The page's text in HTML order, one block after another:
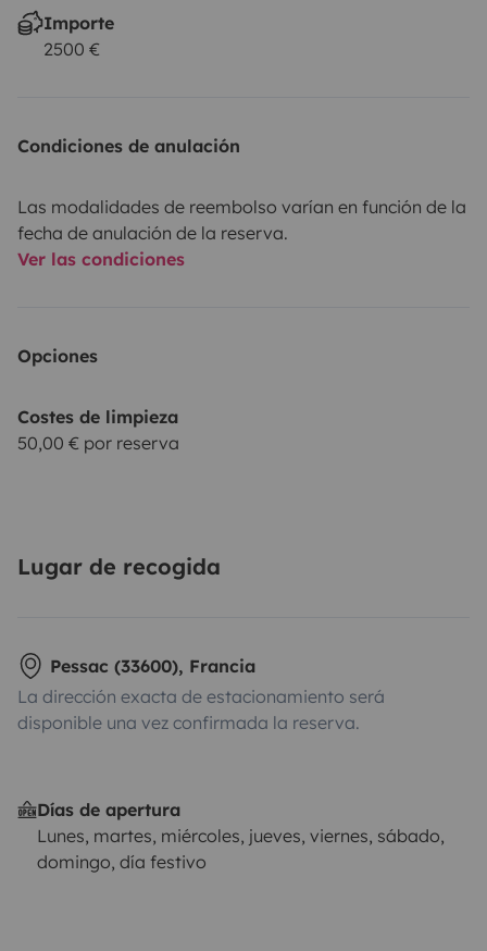
🌍 Viaja por toda Europa
➕ Extras
• 🛶 Canoe
• 🔋 Batería portátil
• 🏄 Tablas de surf
• Hasta –50% larga duración
📩 Contáctame sin problema
Importe
2500 €
Condiciones de anulación
Las modalidades de reembolso varían en función de la
fecha de anulación de la reserva.
Ver las condiciones
Opciones
Costes de limpieza
50,00 € por reserva
Lugar de recogida
Pessac (33600), Francia
La dirección exacta de estacionamiento será
disponible una vez confirmada la reserva.
Días de apertura
Lunes, martes, miércoles, jueves, viernes, sábado,
domingo, día festivo